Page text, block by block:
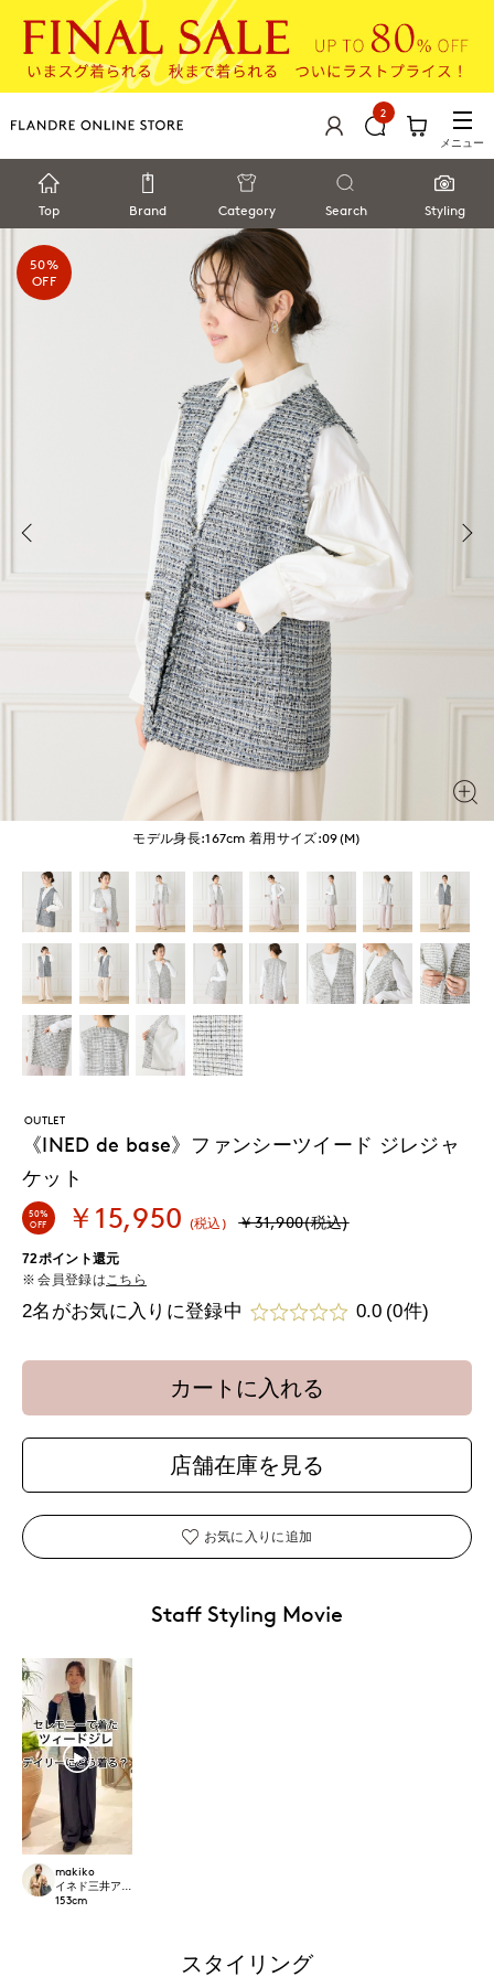
2
メニュー
Top Brand Category Search Styling
モデル身長:167cm 着用サイズ:09(M)
50%
OFF
OUTLET
《INED de base》ファンシーツイード ジレジャ
ケット
50%
OFF
￥15,950 (税込) ￥31,900(税込)
72ポイント還元
会員登録は こちら
2名がお気に入りに登録中 0.0 (0件)
カートに入れる
店舗在庫を見る
お気に入りに追加
Staff Styling Movie
makiko
イネド三井アウトレットパーク多摩南大沢店
153cm
スタイリング